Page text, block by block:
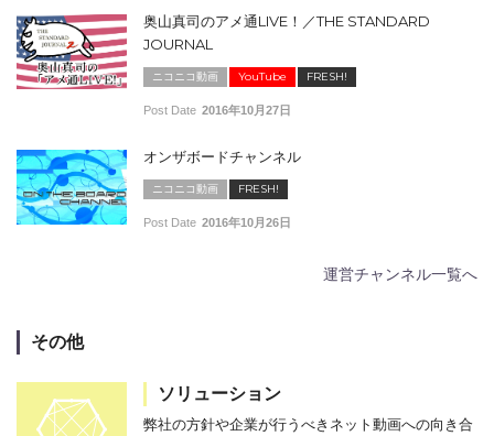
奥山真司のアメ通LIVE！／THE STANDARD
JOURNAL
ニコニコ動画 YouTube FRESH!
Post Date 2016年10月27日
オンザボードチャンネル
ニコニコ動画 FRESH!
Post Date 2016年10月26日
運営チャンネル一覧へ
その他
ソリューション
弊社の方針や企業が行うべきネット動画への向き合